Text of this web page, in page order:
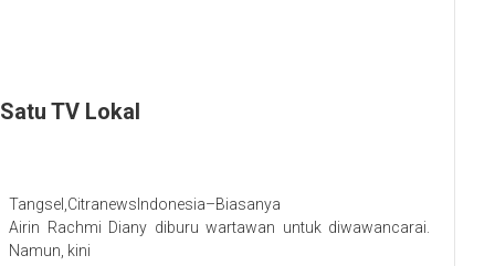
TV Lokal
Tangsel,CitranewsIndonesia–Biasanya
Airin Rachmi Diany diburu wartawan untuk diwawancarai.
Namun, kini